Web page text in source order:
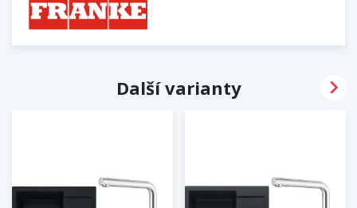
Další varianty 